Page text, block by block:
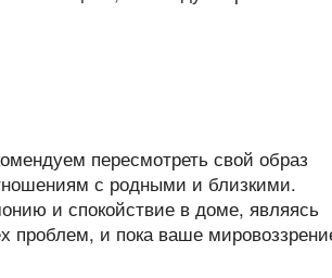
пересмотреть свой образ
с родными и близкими.
и спокойствие в доме, являясь
проблем, и пока ваше